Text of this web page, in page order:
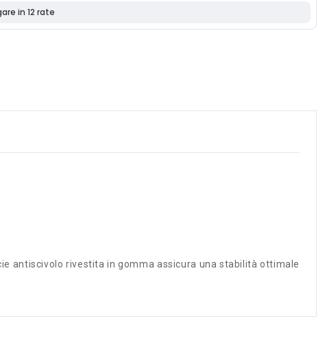
antiscivolo rivestita in gomma assicura una stabilità ottimale